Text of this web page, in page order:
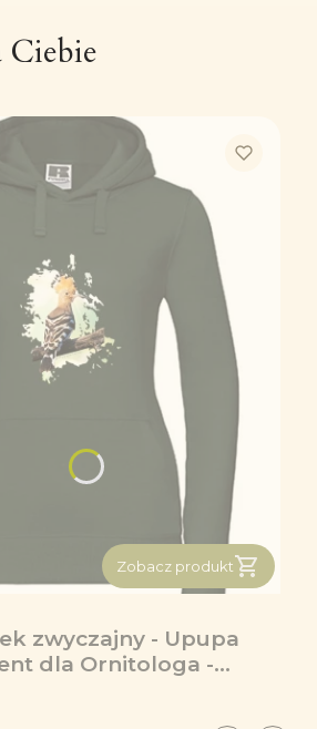
Ciebie
Zobacz produkt
zwyczajny - Upupa
dla Ornitologa -